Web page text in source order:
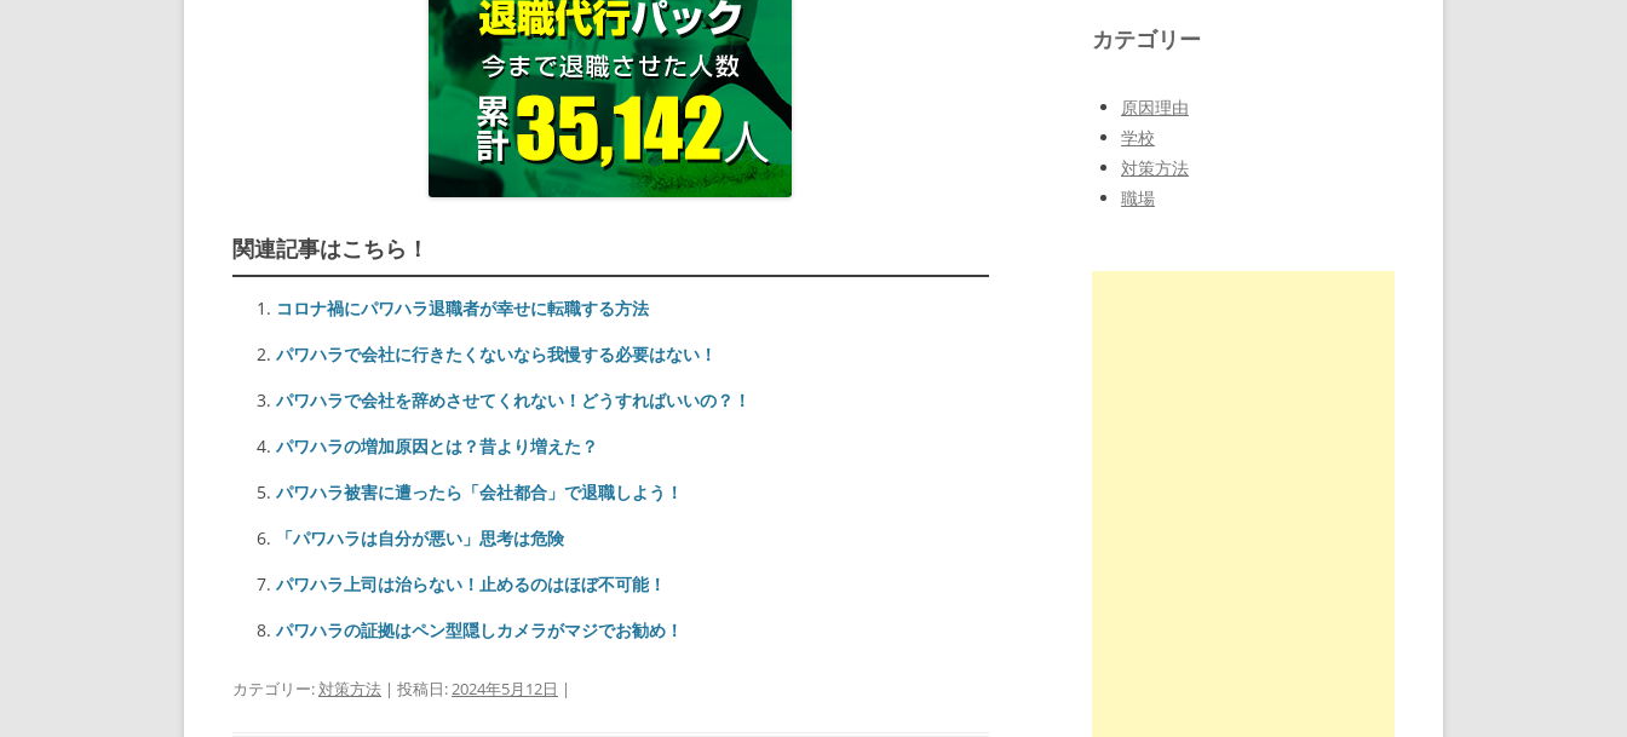
関連記事はこちら！
コロナ禍にパワハラ退職者が幸せに転職する方法
パワハラで会社に行きたくないなら我慢する必要はない！
パワハラで会社を辞めさせてくれない！どうすればいいの？！
パワハラの増加原因とは？昔より増えた？
パワハラ被害に遭ったら「会社都合」で退職しよう！
「パワハラは自分が悪い」思考は危険
パワハラ上司は治らない！止めるのはほぼ不可能！
パワハラの証拠はペン型隠しカメラがマジでお勧め！
カテゴリー:対策方法 | 投稿日:2024年5月12日 |
カテゴリー
原因理由
学校
対策方法
職場